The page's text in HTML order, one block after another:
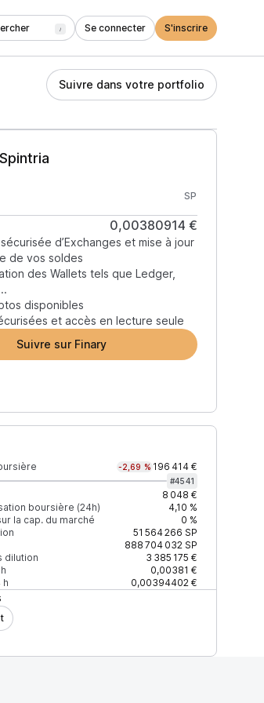
/ Se connecter S'inscrire
Suivre dans votre portfolio
SP
0,00380914 €
d’Exchanges et mise à jour
de vos soldes
des Wallets tels que Ledger,
disponibles
et accès en lecture seule
Suivre sur Finary
-2,69 % 196 414 €
#4541
8 048 €
boursière (24h)
4,10 %
la cap. du marché
0 %
51 564 266 SP
888 704 032SP
dilution
3 385 175 €
0,00381 €
h
0,00394402 €
Confiance Mis à jour